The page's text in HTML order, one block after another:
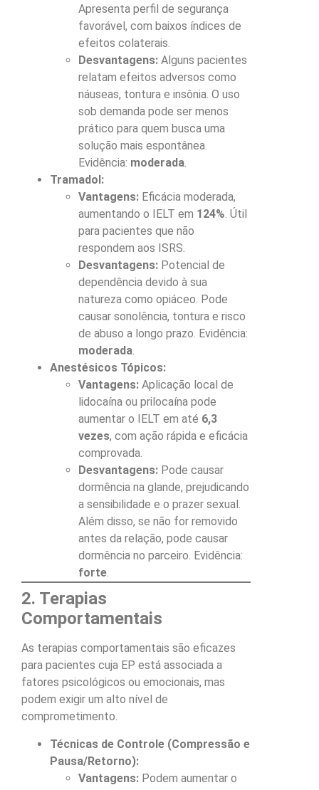
Apresenta perfil de segurança
favorável, com baixos índices de
efeitos colaterais.
Desvantagens: Alguns pacientes
relatam efeitos adversos como
náuseas, tontura e insônia. O uso
sob demanda pode ser menos
prático para quem busca uma
solução mais espontânea.
Evidência: moderada.
Tramadol:
Vantagens: Eficácia moderada,
aumentando o IELT em 124%. Útil
para pacientes que não
respondem aos ISRS.
Desvantagens: Potencial de
dependência devido à sua
natureza como opiáceo. Pode
causar sonolência, tontura e risco
de abuso a longo prazo. Evidência:
moderada.
Anestésicos Tópicos:
Vantagens: Aplicação local de
lidocaína ou prilocaína pode
aumentar o IELT em até 6,3
vezes, com ação rápida e eficácia
comprovada.
Desvantagens: Pode causar
dormência na glande, prejudicando
a sensibilidade e o prazer sexual.
Além disso, se não for removido
antes da relação, pode causar
dormência no parceiro. Evidência:
forte.
2. Terapias
Comportamentais
As terapias comportamentais são eficazes
para pacientes cuja EP está associada a
fatores psicológicos ou emocionais, mas
podem exigir um alto nível de
comprometimento.
Técnicas de Controle (Compressão e
Pausa/Retorno):
Vantagens: Podem aumentar o